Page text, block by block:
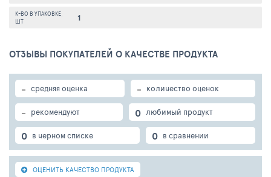
К-ВО В УПАКОВКЕ,
ШТ
1
ОТЗЫВЫ ПОКУПАТЕЛЕЙ О КАЧЕСТВЕ ПРОДУКТА
- средняя оценка - количество оценок
- рекомендуют 0 любимый продукт
0 в черном списке 0 в сравнении
ОЦЕНИТЬ КАЧЕСТВО ПРОДУКТА